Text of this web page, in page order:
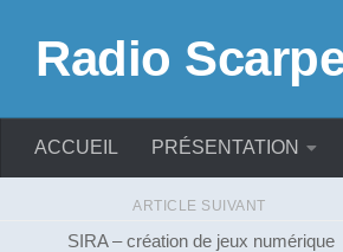
Radio
ACCUEIL PRÉSENTATION
ARTICLE SUIVANT
SIRA – création de jeux numérique